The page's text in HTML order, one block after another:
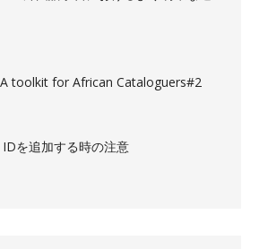
toolkit for African Cataloguers#2
を追加する時の注意